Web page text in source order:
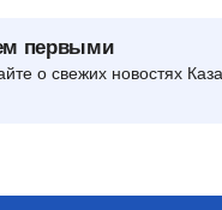
первыми
о свежих новостях